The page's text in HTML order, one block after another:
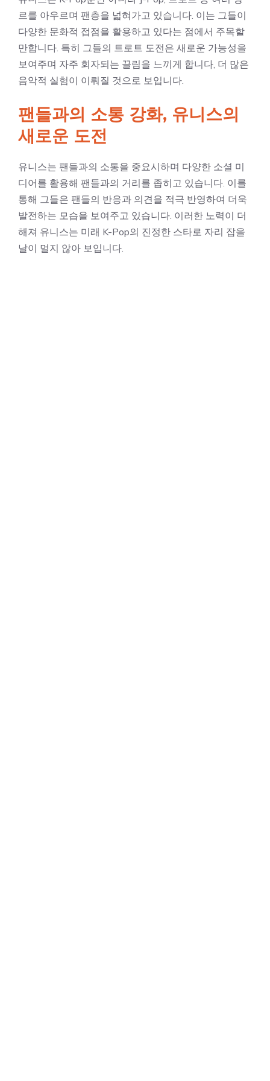
르를 아우르며 팬층을 넓혀가고 있습니다. 이는 그들이
다양한 문화적 접점을 활용하고 있다는 점에서 주목할
만합니다. 특히 그들의 트로트 도전은 새로운 가능성을
보여주며 자주 회자되는 끌림을 느끼게 합니다, 더 많은
음악적 실험이 이뤄질 것으로 보입니다.
팬들과의 소통 강화, 유니스의
새로운 도전
유니스는 팬들과의 소통을 중요시하며 다양한 소셜 미
디어를 활용해 팬들과의 거리를 좁히고 있습니다. 이를
통해 그들은 팬들의 반응과 의견을 적극 반영하여 더욱
발전하는 모습을 보여주고 있습니다. 이러한 노력이 더
해져 유니스는 미래 K-Pop의 진정한 스타로 자리 잡을
날이 멀지 않아 보입니다.